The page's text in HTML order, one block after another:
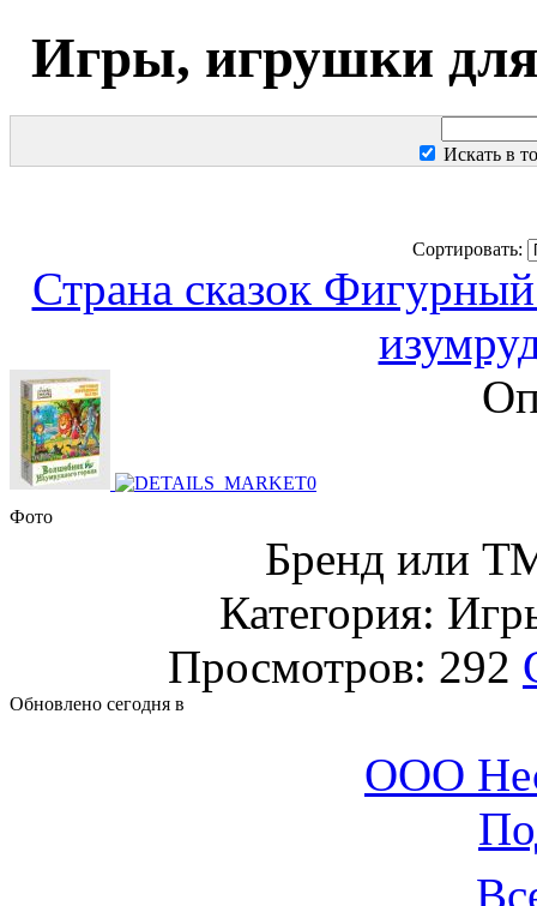
Игры, игрушки
Искать в
Сортировать:
Страна сказок
Фото
Бренд или
Категория:
Просмотров: 292
Обновлено сегодня в
ООО